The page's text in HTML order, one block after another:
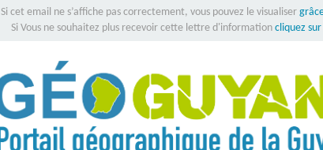
Si cet email ne s’affiche pas correctement, vous pouvez le visualiser
Si Vous ne souhaitez plus recevoir cette lettre d'information cliquez